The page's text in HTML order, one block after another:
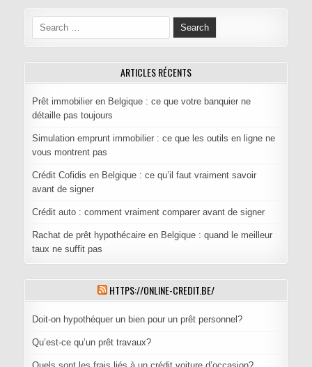
Search for:
ARTICLES RÉCENTS
Prêt immobilier en Belgique : ce que votre banquier ne
détaille pas toujours
Simulation emprunt immobilier : ce que les outils en ligne ne
vous montrent pas
Crédit Cofidis en Belgique : ce qu’il faut vraiment savoir
avant de signer
Crédit auto : comment vraiment comparer avant de signer
Rachat de prêt hypothécaire en Belgique : quand le meilleur
taux ne suffit pas
HTTPS://ONLINE-CREDIT.BE/
Doit-on hypothéquer un bien pour un prêt personnel?
Qu’est-ce qu’un prêt travaux?